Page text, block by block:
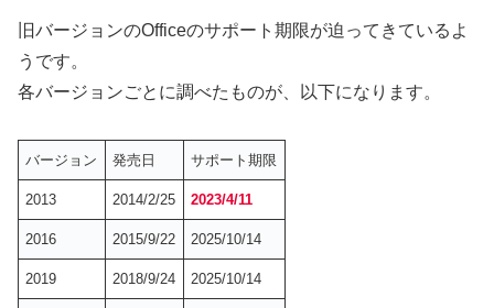
旧バージョンのOfficeのサポート期限が迫ってきているよ
うです。
各バージョンごとに調べたものが、以下になります。
バージョン 発売日 サポート期限
2013 2014/2/25 2023/4/11
2016 2015/9/22 2025/10/14
2019 2018/9/24 2025/10/14